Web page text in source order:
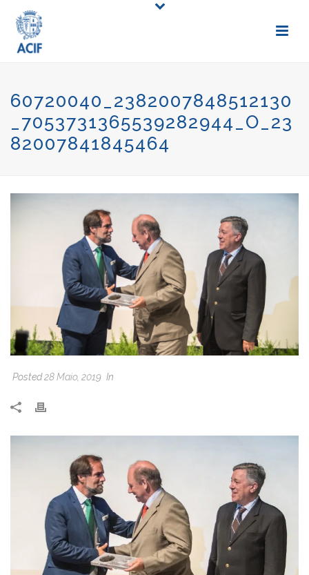
60720040_2382007848512130
_7053731365539282944_O_23
82007841845464
Posted28 Maio, 2019 In